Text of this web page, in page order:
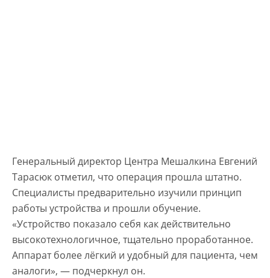
Генеральный директор Центра Мешалкина Евгений
Тарасюк отметил, что операция прошла штатно.
Специалисты предварительно изучили принцип
работы устройства и прошли обучение.
«Устройство показало себя как действительно
высокотехнологичное, тщательно проработанное.
Аппарат более лёгкий и удобный для пациента, чем
аналоги», — подчеркнул он.